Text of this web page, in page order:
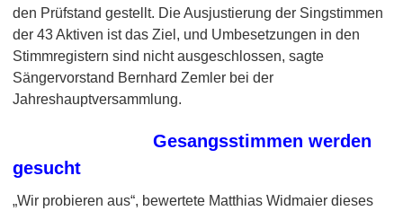
den Prüfstand gestellt. Die Ausjustierung der Singstimmen
der 43 Aktiven ist das Ziel, und Umbesetzungen in den
Stimmregistern sind nicht ausgeschlossen, sagte
Sängervorstand Bernhard Zemler bei der
Jahreshauptversammlung.
Gesangsstimmen werden
gesucht
„Wir probieren aus“, bewertete Matthias Widmaier dieses